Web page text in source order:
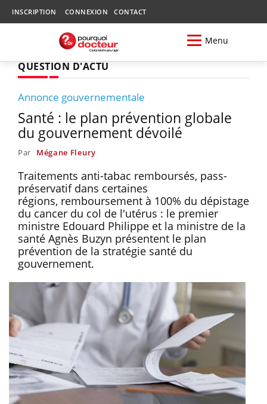
INSCRIPTION CONNEXION CONTACT
Menu
QUESTION D'ACTU
Annonce gouvernementale
Santé : le plan prévention globale
du gouvernement dévoilé
Par Mégane Fleury
Traitements anti-tabac remboursés, pass-
préservatif dans certaines
régions, remboursement à 100% du dépistage
du cancer du col de l'utérus : le premier
ministre Edouard Philippe et la ministre de la
santé Agnès Buzyn présentent le plan
prévention de la stratégie santé du
gouvernement.